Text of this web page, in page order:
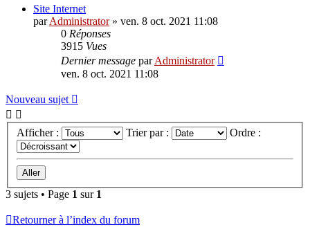
Site Internet
parAdministrator» ven. 8 oct. 2021 11:08
0 Réponses
3915 Vues
Dernier message parAdministrator
ven. 8 oct. 2021 11:08
Nouveau sujet
Afficher : Trier par : Ordre :
3 sujets • Page 1 sur 1
Retourner à l’index du forum